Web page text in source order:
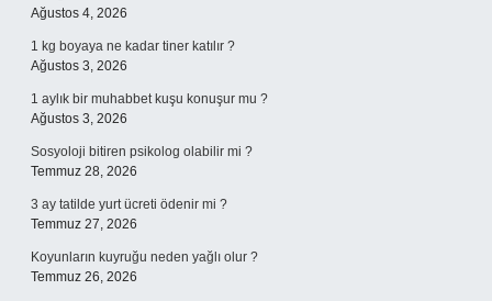
Ağustos 4, 2026
1 kg boyaya ne kadar tiner katılır ?
Ağustos 3, 2026
1 aylık bir muhabbet kuşu konuşur mu ?
Ağustos 3, 2026
Sosyoloji bitiren psikolog olabilir mi ?
Temmuz 28, 2026
3 ay tatilde yurt ücreti ödenir mi ?
Temmuz 27, 2026
Koyunların kuyruğu neden yağlı olur ?
Temmuz 26, 2026